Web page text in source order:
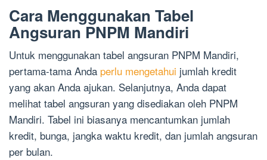
Cara Menggunakan Tabel
Angsuran PNPM Mandiri
Untuk menggunakan tabel angsuran PNPM Mandiri,
pertama-tama Anda perlu mengetahui jumlah kredit
yang akan Anda ajukan. Selanjutnya, Anda dapat
melihat tabel angsuran yang disediakan oleh PNPM
Mandiri. Tabel ini biasanya mencantumkan jumlah
kredit, bunga, jangka waktu kredit, dan jumlah angsuran
per bulan.